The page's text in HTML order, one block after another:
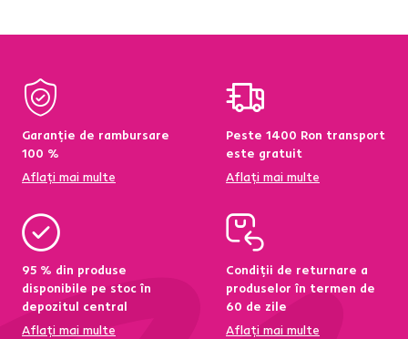
Garanție de rambursare
100 %
Aflați mai multe
Peste 1400 Ron transport
este gratuit
Aflați mai multe
95 % din produse
disponibile pe stoc în
depozitul central
Aflați mai multe
Condiții de returnare a
produselor în termen de
60 de zile
Aflați mai multe